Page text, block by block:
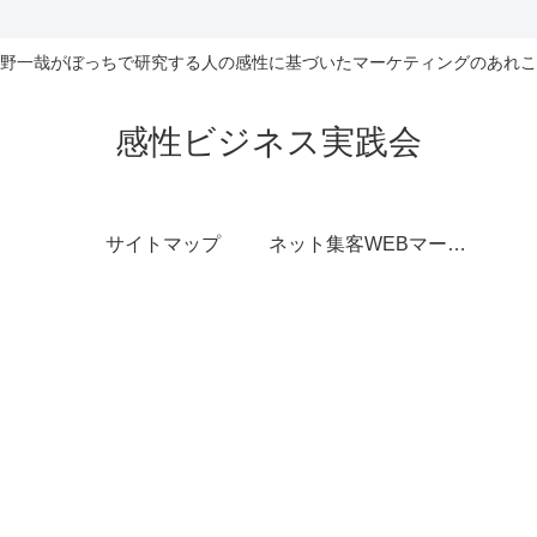
一哉がぼっちで研究する人の感性に基づいたマーケティングのあれ
感性ビジネス実践会
サイトマップ ネット集客WEBマーケティング無料相談室